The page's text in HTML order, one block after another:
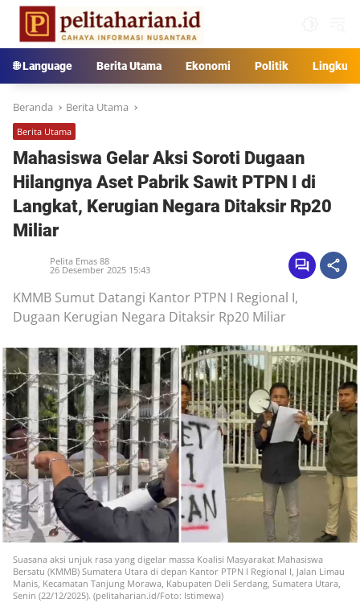
Langsung
konten
🌐 Language Berita Utama Ekonomi Politik
Beranda Berita Utama
Berita Utama
Mahasiswa Gelar Aksi Soroti Dugaan
Hilangnya Aset Pabrik Sawit PTPN I di
Langkat, Kerugian Negara Ditaksir Rp20
Miliar
Pelita Emas 88
26 Desember 2025 15:43
KMMB Sumut Datangi Kantor PTPN I Regional I,
Dugaan Kerugian Negara Ditaksir Rp20 Miliar
Suasana aksi unjuk rasa yang digelar massa Koalisi Masyarakat Mahasiswa
Bersatu (KMMB) Sumatera Utara di depan Kantor PTPN I Regional I, Jalan Limau
Manis, Kecamatan Tanjung Morawa, Kabupaten Deli Serdang, Sumatera Utara,
Senin (22/12/2025). (pelitaharian.id/Foto: Istimewa)